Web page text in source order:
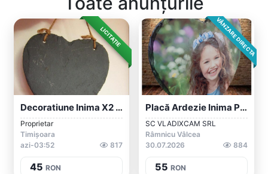
LICITAȚIE
Decoratiune Inima X2 - Ardezie, Germani...
Proprietar
Timișoara
azi-03:52
817
45 RON
VÂNZARE DIRECTA
Placă Ardezie Inima Personalizata
SC VLADIXCAM SRL
Râmnicu Vâlcea
30.07.2026
884
55 RON